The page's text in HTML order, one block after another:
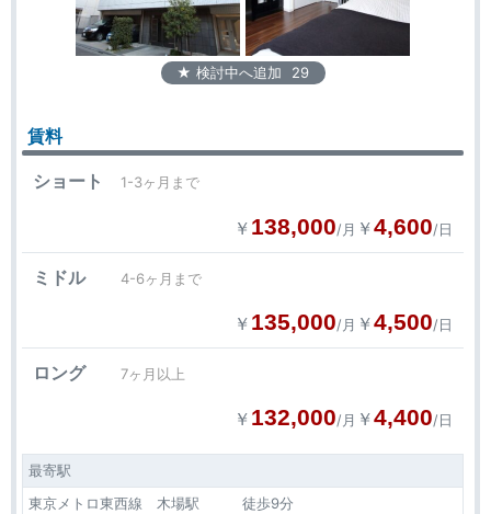
★ 検討中へ追加 29
賃料
ショート 1-3ヶ月まで
￥ 138,000/月 ￥4,600/日
ミドル 4-6ヶ月まで
￥ 135,000/月 ￥4,500/日
ロング 7ヶ月以上
￥ 132,000/月 ￥4,400/日
最寄駅
東京メトロ東西線 木場駅 徒歩9分